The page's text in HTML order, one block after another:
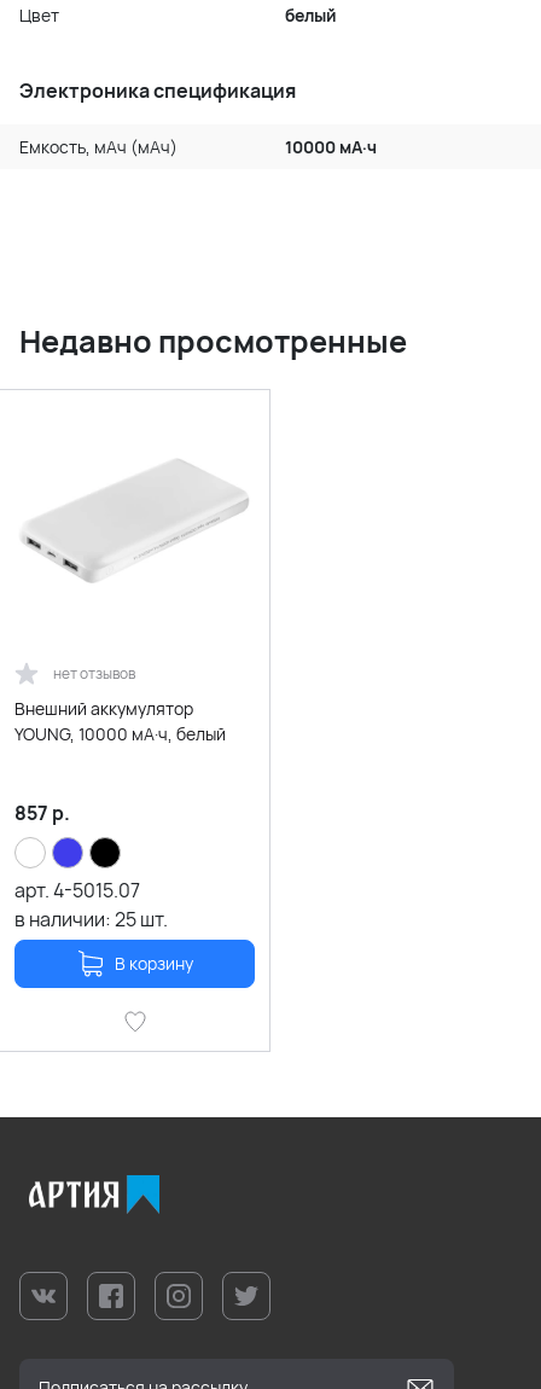
Цвет
белый
Электроника спецификация
Емкость, мАч (мАч) 10000 мА·ч
Недавно просмотренные
нет отзывов
Внешний аккумулятор
YOUNG, 10000 мА·ч, белый
857 р.
арт.4-5015.07
в наличии:25шт.
В корзину